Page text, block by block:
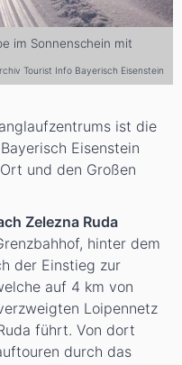
im Sonnenschein mit
Tourist Info Bayerisch Eisenstein
ist die
Eisenstein
und den Großen
Zelezna Ruda
hinter dem
der Einstieg zur
auf 4 km von
Loipennetz
führt. Von dort
durch das